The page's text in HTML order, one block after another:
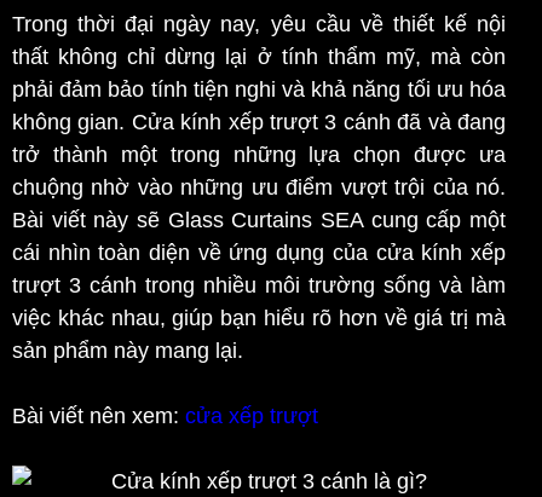
Trong thời đại ngày nay, yêu cầu về thiết kế nội
thất không chỉ dừng lại ở tính thẩm mỹ, mà còn
phải đảm bảo tính tiện nghi và khả năng tối ưu hóa
không gian. Cửa kính xếp trượt 3 cánh đã và đang
trở thành một trong những lựa chọn được ưa
chuộng nhờ vào những ưu điểm vượt trội của nó.
Bài viết này sẽ Glass Curtains SEA cung cấp một
cái nhìn toàn diện về ứng dụng của cửa kính xếp
trượt 3 cánh trong nhiều môi trường sống và làm
việc khác nhau, giúp bạn hiểu rõ hơn về giá trị mà
sản phẩm này mang lại.
Bài viết nên xem: cửa xếp trượt